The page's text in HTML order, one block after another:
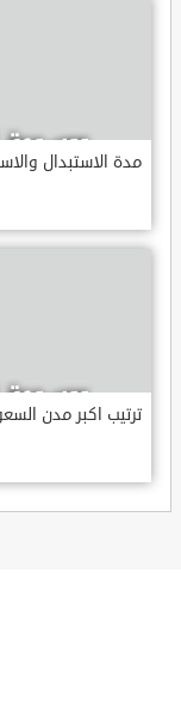
مدة الاستبدال
ترتيب اكبر مدن